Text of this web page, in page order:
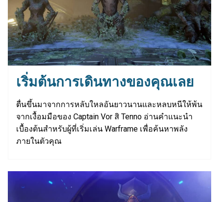
เริ่มต้นการเดินทางของคุณเลย
ตื่นขึ้นมาจากการหลับใหลอันยาวนานและหลบหนีให้พ้น
จากเงื้อมมือของ Captain Vor สิ Tenno อ่านคำแนะนำ
เบื้องต้นสำหรับผู้ที่เริ่มเล่น Warframe เพื่อค้นหาพลัง
ภายในตัวคุณ